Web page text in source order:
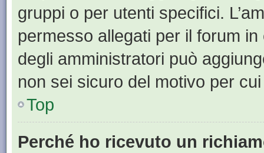
gruppi o per utenti specifici.
permesso allegati per il forum
degli amministratori può
non sei sicuro del motivo per
Top
Perché ho ricevuto un